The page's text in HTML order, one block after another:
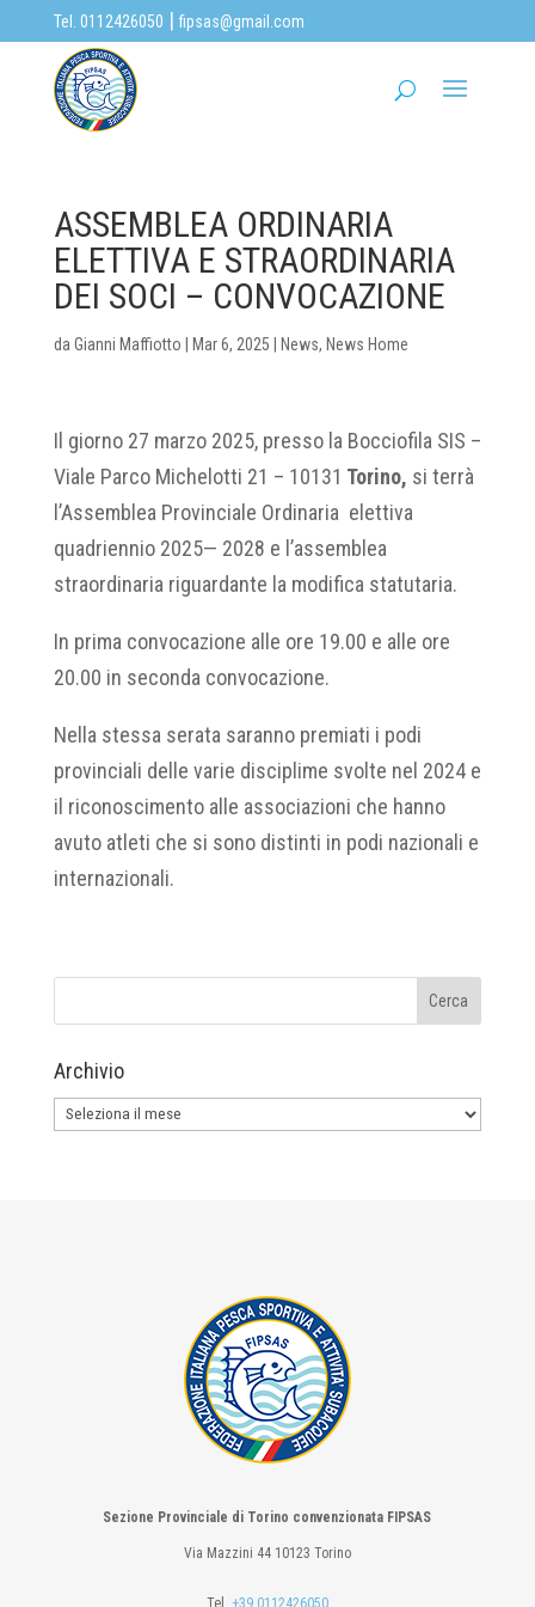
Tel. 0112426050 | fipsas@gmail.com
ASSEMBLEA ORDINARIA
ELETTIVA E STRAORDINARIA
DEI SOCI – CONVOCAZIONE
da Gianni Maffiotto Mar 6, 2025 News, News Home
Il giorno 27 marzo 2025, presso la Bocciofila SIS –
Viale Parco Michelotti 21 – 10131 Torino, si terrà
l’Assemblea Provinciale Ordinaria elettiva
quadriennio 2025— 2028 e l’assemblea
straordinaria riguardante la modifica statutaria.
In prima convocazione alle ore 19.00 e alle ore
20.00 in seconda convocazione.
Nella stessa serata saranno premiati i podi
provinciali delle varie disciplime svolte nel 2024 e
il riconoscimento alle associazioni che hanno
avuto atleti che si sono distinti in podi nazionali e
internazionali.
Archivio
Archivio
Sezione Provinciale di Torino convenzionata FIPSAS
Via Mazzini 44 10123 Torino
Tel. +39 0112426050